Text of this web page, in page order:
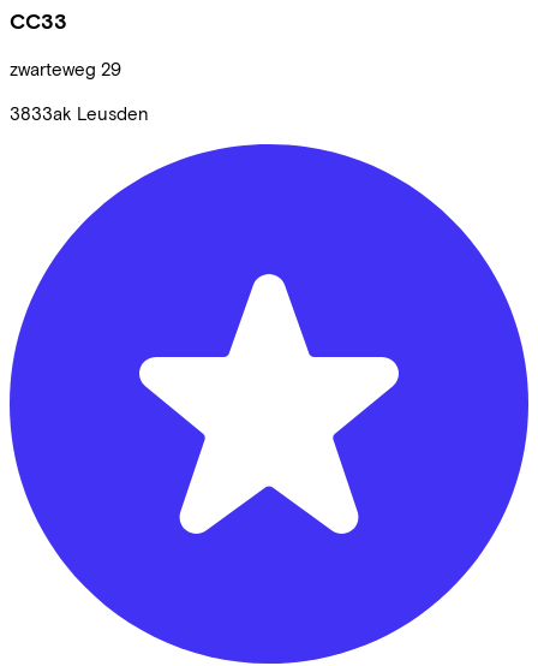
CC33
zwarteweg 29
3833ak Leusden